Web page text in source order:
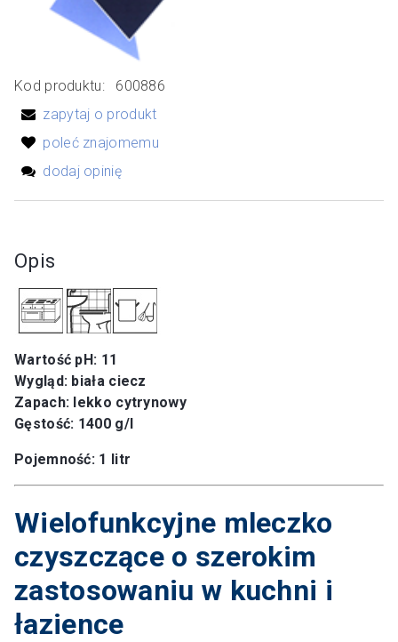
Kod produktu:
600886
zapytaj o produkt
poleć znajomemu
dodaj opinię
Opis
Wartość pH: 11
Wygląd: biała ciecz
Zapach: lekko cytrynowy
Gęstość: 1400 g/l
Pojemność: 1 litr
Wielofunkcyjne mleczko
czyszczące o szerokim
zastosowaniu w kuchni i
łazience